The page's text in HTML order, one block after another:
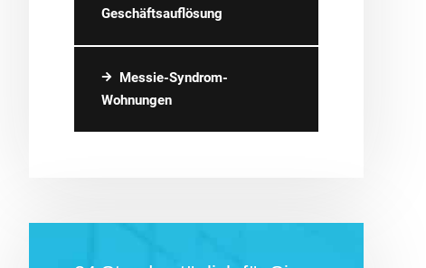
Geschäftsauflösung
Messie-Syndrom-
Wohnungen